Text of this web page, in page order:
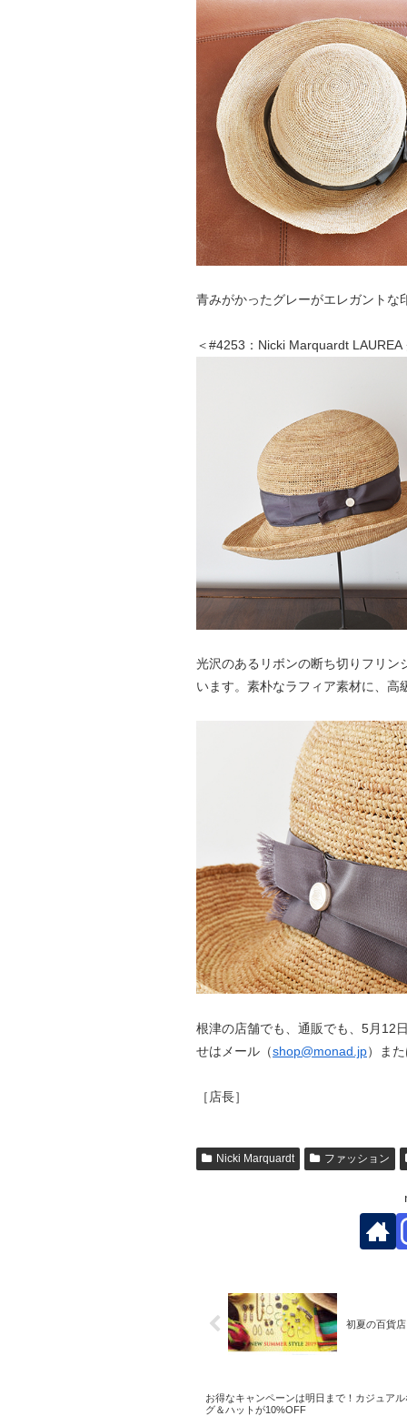
青みがかったグレーがエレガントな
＜#4253：Nicki Marquardt LAUREA
光沢のあるリボンの断ち切りフリン
います。素朴なラフィア素材に、高
根津の店舗でも、通販でも、5月12
せはメール（shop@monad.jp）ま
［店長］
Nicki Marquardt ファッション
初夏の百貨
お得なキャンペーンは明日まで！カジュア
グ＆ハットが10%OFF